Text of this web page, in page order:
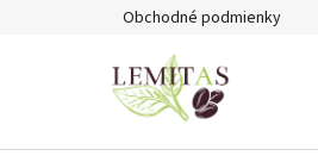
Obchodné podmienky